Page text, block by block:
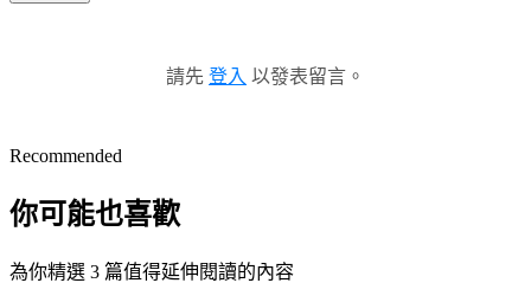
請先 登入 以發表留言。
Recommended
你可能也喜歡
為你精選 3 篇值得延伸閱讀的內容